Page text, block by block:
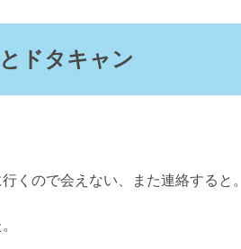
ドタキャン
くので会えない、また連絡すると。